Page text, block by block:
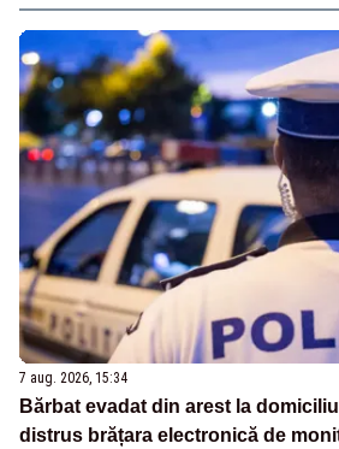
7 aug. 2026, 15:34
Bărbat evadat din arest la
distrus brățara electronică de